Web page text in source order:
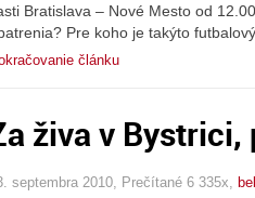
Bratislava – Nové Mesto od
Pre koho je takýto
článku
živa v
septembra 2010, Prečítané 6 335x,